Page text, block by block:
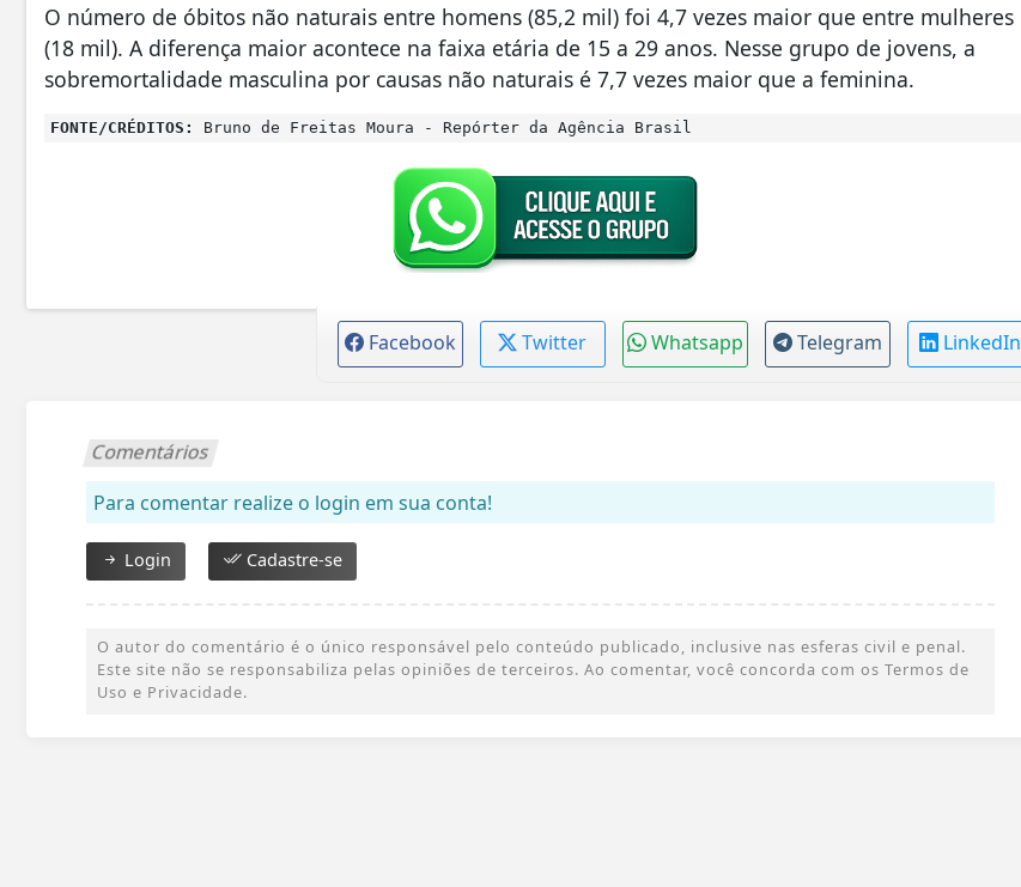
O número de óbitos não naturais entre homens (85,2 mil) foi 4,7 vezes maior que entre mulheres
(18 mil). A diferença maior acontece na faixa etária de 15 a 29 anos. Nesse grupo de jovens, a
sobremortalidade masculina por causas não naturais é 7,7 vezes maior que a feminina.
FONTE/CRÉDITOS: Bruno de Freitas Moura - Repórter da Agência Brasil
Facebook Twitter Whatsapp Telegram LinkedIn
Comentários
Para comentar realize o login em sua conta!
Login Cadastre-se
O autor do comentário é o único responsável pelo conteúdo publicado, inclusive nas esferas civil e penal.
Este site não se responsabiliza pelas opiniões de terceiros. Ao comentar, você concorda com os Termos de
Uso e Privacidade.